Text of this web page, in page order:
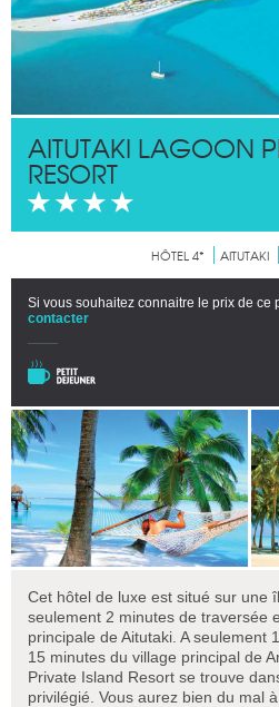
AITUTAKI LAGOON
RESORT
HÔTEL 4* AITUTAKI
Si vous souhaitez connaitre le prix de ce
contacter
Cet hôtel de luxe est situé sur une
seulement 2 minutes de traversée
principale de Aitutaki. A seulement
15 minutes du village principal de
Private Island Resort se trouve
privilégié. Vous aurez bien du mal